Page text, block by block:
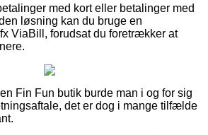
med kort eller betalinger med
løsning kan du bruge en
ViaBill, forudsat du foretrækker at
Fin Fun butik burde man i og for sig
det er dog i mange tilfælde